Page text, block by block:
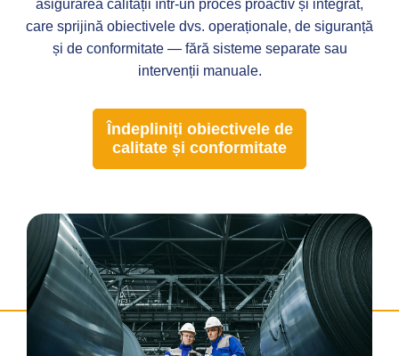
asigurarea calității într-un proces proactiv și integrat,
care sprijină obiectivele dvs. operaționale, de siguranță
și de conformitate — fără sisteme separate sau
intervenții manuale.
Îndepliniți obiectivele de
calitate și conformitate